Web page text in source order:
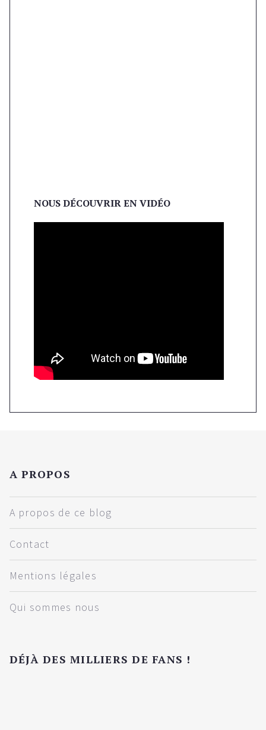
NOUS DÉCOUVRIR EN VIDÉO
A PROPOS
A propos de ce blog
Contact
Mentions légales
Qui sommes nous
DÉJÀ DES MILLIERS DE FANS !